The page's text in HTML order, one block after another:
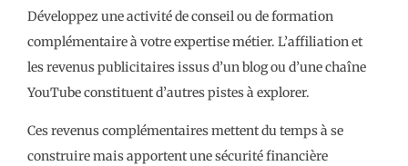
Développez une activité de conseil ou de formation
complémentaire à votre expertise métier. L’affiliation et
les revenus publicitaires issus d’un blog ou d’une chaîne
YouTube constituent d’autres pistes à explorer.
Ces revenus complémentaires mettent du temps à se
construire mais apportent une sécurité financière